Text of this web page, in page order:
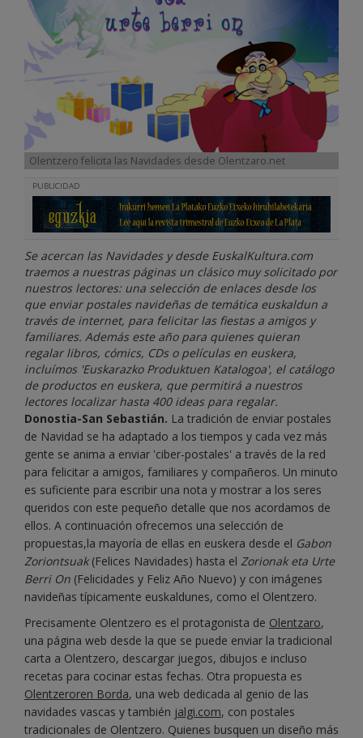
Olentzero felicita las Navidades desde Olentzaro.net
PUBLICIDAD
Se acercan las Navidades y desde EuskalKultura.com
traemos a nuestras páginas un clásico muy solicitado por
nuestros lectores: una selección de enlaces desde los
que enviar postales navideñas de temática euskaldun a
través de internet, para felicitar las fiestas a amigos y
familiares. Además este año para quienes quieran
regalar libros, cómics, CDs o películas en euskera,
incluímos 'Euskarazko Produktuen Katalogoa', el catálogo
de productos en euskera, que permitirá a nuestros
lectores localizar hasta 400 ideas para regalar.
Donostia-San Sebastián. La tradición de enviar postales
de Navidad se ha adaptado a los tiempos y cada vez más
gente se anima a enviar 'ciber-postales' a través de la red
para felicitar a amigos, familiares y compañeros. Un minuto
es suficiente para escribir una nota y mostrar a los seres
queridos con este pequeño detalle que nos acordamos de
ellos. A continuación ofrecemos una selección de
propuestas,la mayoría de ellas en euskera desde el Gabon
Zoriontsuak(Felices Navidades) hasta el Zorionak eta Urte
Berri On (Felicidades y Feliz Año Nuevo) y con imágenes
navideñas típicamente euskaldunes, como el Olentzero.
Precisamente Olentzero es el protagonista de Olentzaro,
una página web desde la que se puede enviar la tradicional
carta a Olentzero, descargar juegos, dibujos e incluso
recetas para cocinar estas fechas. Otra propuesta es
Olentzeroren Borda, una web dedicada al genio de las
navidades vascas y también jalgi.com, con postales
tradicionales de Olentzero. Quienes busquen un diseño más